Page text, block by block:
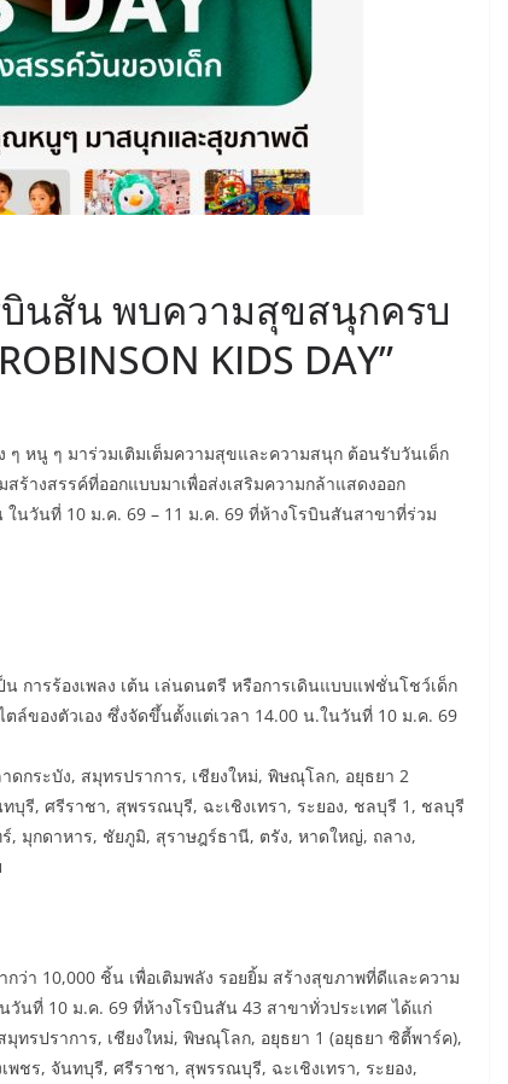
นสัน พบความสุขสนุกครบ
KIDS DAY”
หนู ๆ มาร่วมเติมเต็มความสุขและความสนุก ต้อนรับวันเด็ก
สร้างสรรค์ที่ออกแบบมาเพื่อส่งเสริมความกล้าแสดงออก
นวันที่ 10 ม.ค. 69 – 11 ม.ค. 69 ที่ห้างโรบินสันสาขาที่ร่วม
น การร้องเพลง เต้น เล่นดนตรี หรือการเดินแบบแฟชั่นโชว์เด็ก
ล์ของตัวเอง ซึ่งจัดขึ้นตั้งแต่เวลา 14.00 น.ในวันที่ 10 ม.ค. 69
กระบัง, สมุทรปราการ, เชียงใหม่, พิษณุโลก, อยุธยา 2
บุรี, ศรีราชา, สุพรรณบุรี, ฉะเชิงเทรา, ระยอง, ชลบุรี 1, ชลบุรี
มุกดาหาร, ชัยภูมิ, สุราษฎร์ธานี, ตรัง, หาดใหญ่, ถลาง,
ว่า 10,000 ชิ้น เพื่อเติมพลัง รอยยิ้ม สร้างสุขภาพที่ดีและความ
นที่ 10 ม.ค. 69 ที่ห้างโรบินสัน 43 สาขาทั่วประเทศ ได้แก่
รปราการ, เชียงใหม่, พิษณุโลก, อยุธยา 1 (อยุธยา ซิตี้พาร์ค),
ชร, จันทบุรี, ศรีราชา, สุพรรณบุรี, ฉะเชิงเทรา, ระยอง,